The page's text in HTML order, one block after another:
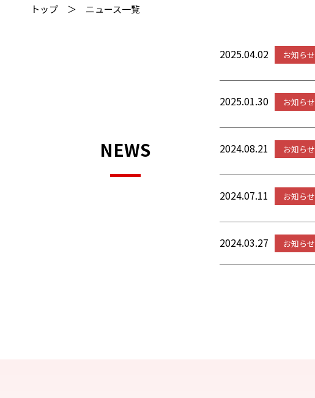
トップ ニュース一覧
NEWS
2025.04.02 お知らせ
2025.01.30 お知らせ
2024.08.21 お知らせ
2024.07.11 お知らせ
2024.03.27 お知らせ